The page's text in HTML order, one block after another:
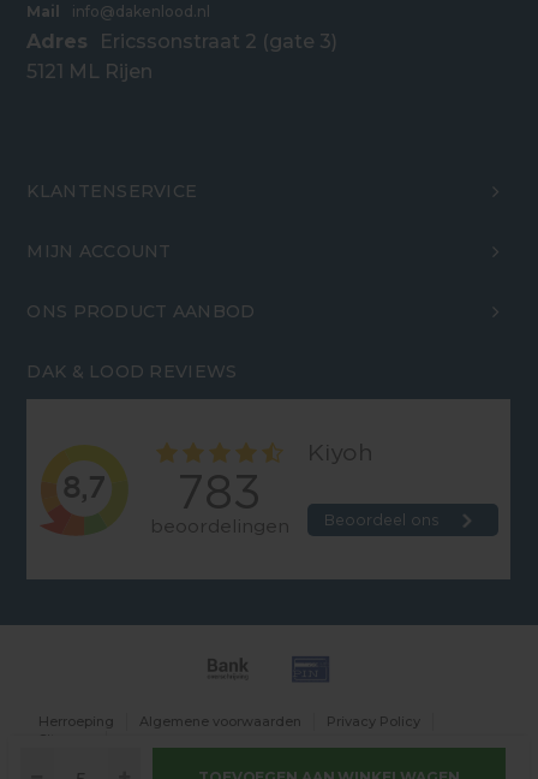
Mail
info@dakenlood.nl
Adres
Ericssonstraat 2 (gate 3)
5121 ML Rijen
KLANTENSERVICE
MIJN ACCOUNT
ONS PRODUCT AANBOD
DAK & LOOD REVIEWS
Herroeping Algemene voorwaarden
Privacy Policy
Sitemap